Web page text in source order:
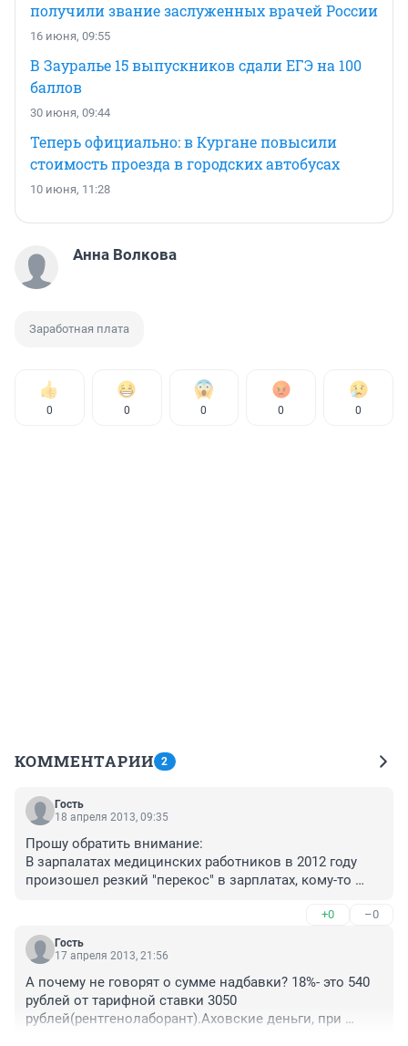
получили звание заслуженных врачей России
16 июня, 09:55
В Зауралье 15 выпускников сдали ЕГЭ на 100
баллов
30 июня, 09:44
Теперь официально: в Кургане повысили
стоимость проезда в городских автобусах
10 июня, 11:28
Анна Волкова
Заработная плата
0 0 0 0 0
КОММЕНТАРИИ 2
Гость
18 апреля 2013, 09:35
Прошу обратить внимание:
В зарпалатах медицинских работников в 2012 году
произошел резкий "перекос" в зарплатах, кому-то
а кому-то свалилсь с неба невероятные денежные
суммы более 250 тыс.рублей ежемесячно по
программам модернизации здравоохранения, при
неравномерно, оставались только тем, у кого в
отделениях есть круглосуточные стационары, и
получается, что пациентами кроме них "как бы" никто
+0 –0
Гость
17 апреля 2013, 21:56
А почему не говорят о сумме надбавки? 18%- это 540
рублей от тарифной ставки 3050
рублей(рентгенолаборант).Аховские деньги, при